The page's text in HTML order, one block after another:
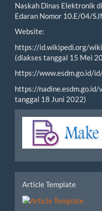
Naskah Dinas Elektronik
Edaran Nomor 10.E/04/
Website:
https://id.wikipedi.org/
(diakses tanggal 15 Mei
https://www.esdm.go.id/
https://
tanggal 18 Juni 2022)
Make
Submission
tools
Article Template